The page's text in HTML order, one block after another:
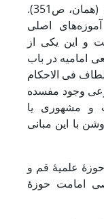
بودن و خردپذیری آن دو مطرح می‌کند (همان، ص351).
اصلی
و این یکی از
امامیه در باب
فی الاحکام
وجود مفسده
و مشهوری یا
با این مبانی
علمیۀ قم و
امامت حوزۀ